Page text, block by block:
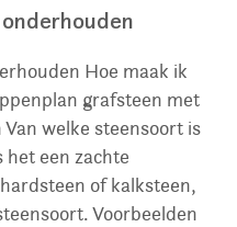
Hoe maak ik
grafsteen met
welke steensoort is
een zachte
of kalksteen,
Voorbeelden